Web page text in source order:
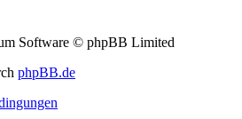
Software © phpBB Limited
phpBB.de